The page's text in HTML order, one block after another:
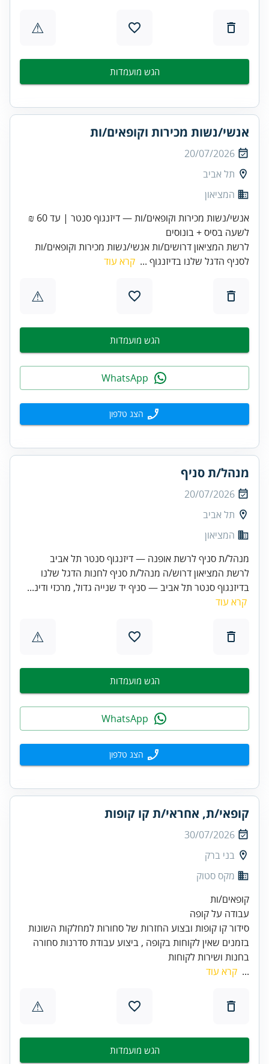
⚠
הגש מועמדות
אנשי/נשות מכירות וקופאים/ות
20/07/2026
תל אביב
המציאון
אנשי/נשות מכירות וקופאים/ות — דיזנגוף סנטר | עד 60 ₪
לשעה בסיס + בונוסים
לרשת המציאון דרושים/ות אנשי/נשות מכירות וקופאים/ות
לסניף הדגל שלנו בדיזנגוף ... קרא עוד
⚠
הגש מועמדות
הצג טלפון
מנהל/ת סניף
20/07/2026
תל אביב
המציאון
מנהל/ת סניף לרשת אופנה — דיזנגוף סנטר תל אביב
לרשת המציאון דרוש/ה מנהל/ת סניף לחנות הדגל שלנו
בדיזנגוף סנטר תל אביב — סניף יד שנייה גדול, מרכזי ודינ...
קרא עוד
⚠
הגש מועמדות
הצג טלפון
קופאי/ת, אחראי/ת קו קופות
30/07/2026
בני ברק
מקס סטוק
בזמנים שאין לקוחות בקופה , ביצוע עבודת סדרנות סחורה
בחנות ושירות לקוחות
... קרא עוד
⚠
הגש מועמדות